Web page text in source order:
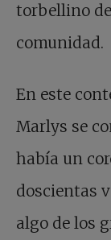
torbellino
comunidad.
En este
Marlys se
había un
doscientas
algo de los